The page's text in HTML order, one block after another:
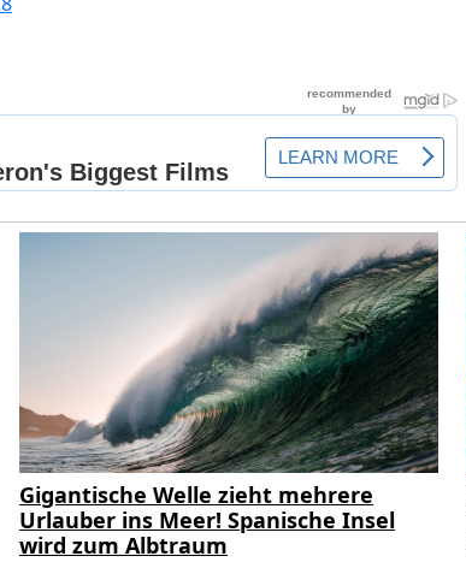
Gigantische Welle zieht mehrere
Urlauber ins Meer! Spanische Insel
wird zum Albtraum